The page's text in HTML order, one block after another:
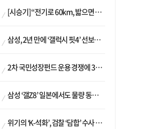
[시승기] “전기로 60km, 밟으면 462마력”…볼보 XC60 T8의 두 얼굴
삼성, 2년 만에 ‘갤럭시 핏4’ 선보이나…웨어러블 생태계 확장 ‘시동’
2차 국민성장펀드 운용 경쟁에 33개사 몰렸다…신한·하나 등 새 얼굴 대거 합류
삼성 ‘갤Z8’ 일본에서도 물량 동났다…애플 참전 앞두고 선두 수성 ‘시험대’
위기의 ‘K-석화’, 검찰 ‘담합’ 수사 착수…“LG·한화·롯데 등 7개 업체, 8개 제품 가격 담합”